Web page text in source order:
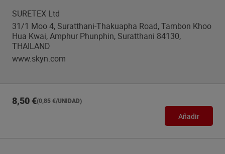
SURETEX Ltd
31/1 Moo 4, Suratthani-Thakuapha Road, Tambon Khoo
Hua Kwai, Amphur Phunphin, Suratthani 84130,
THAILAND
www.skyn.com
8,50 €(0,85 €/UNIDAD)
Añadir